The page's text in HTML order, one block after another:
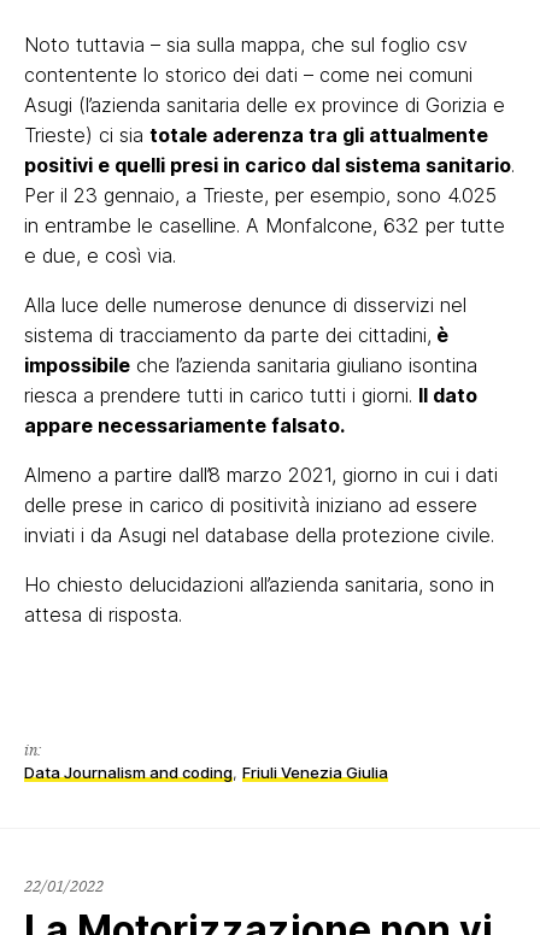
Noto tuttavia – sia sulla mappa, che sul foglio csv
contentente lo storico dei dati – come nei comuni
Asugi (l’azienda sanitaria delle ex province di Gorizia e
Trieste) ci sia totale aderenza tra gli attualmente
positivi e quelli presi in carico dal sistema sanitario.
Per il 23 gennaio, a Trieste, per esempio, sono 4.025
in entrambe le caselline. A Monfalcone, 632 per tutte
e due, e così via.
Alla luce delle numerose denunce di disservizi nel
sistema di tracciamento da parte dei cittadini, è
impossibile che l’azienda sanitaria giuliano isontina
riesca a prendere tutti in carico tutti i giorni. Il dato
appare necessariamente falsato.
Almeno a partire dall’8 marzo 2021, giorno in cui i dati
delle prese in carico di positività iniziano ad essere
inviati i da Asugi nel database della protezione civile.
Ho chiesto delucidazioni all’azienda sanitaria, sono in
attesa di risposta.
in:
Data Journalism and coding, Friuli Venezia Giulia
22/01/202222/01/2022